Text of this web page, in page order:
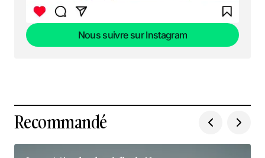
Nous suivre sur Instagram
Recommandé